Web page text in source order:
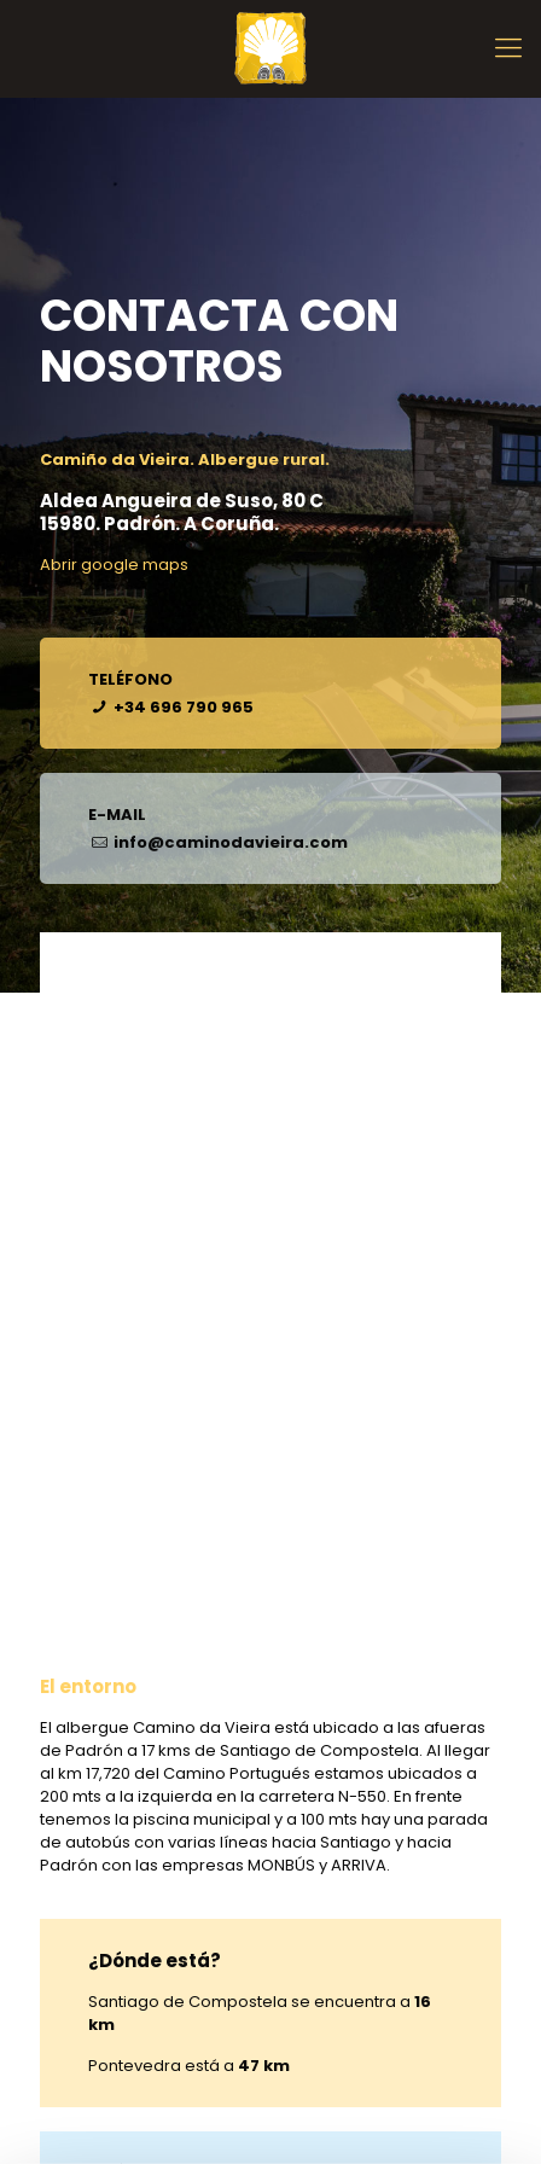
CONTACTA CON
NOSOTROS
Camiño da Vieira. Albergue rural.
Aldea Angueira de Suso, 80 C
15980. Padrón. A Coruña.
Abrir google maps
TELÉFONO
+34 696 790 965
E-MAIL
info@caminodavieira.com
El entorno
El albergue Camino da Vieira está ubicado a las afueras
de Padrón a 17 kms de Santiago de Compostela. Al llegar
al km 17,720 del Camino Portugués estamos ubicados a
200 mts a la izquierda en la carretera N-550. En frente
tenemos la piscina municipal y a 100 mts hay una parada
de autobús con varias líneas hacia Santiago y hacia
Padrón con las empresas MONBÚS y ARRIVA.
¿Dónde está?
Santiago de Compostela se encuentra a 16
km
Pontevedra está a 47 km